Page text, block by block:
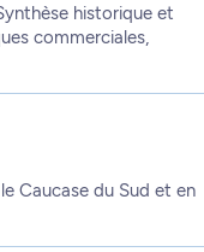
historique et
commerciales,
Caucase du Sud et en